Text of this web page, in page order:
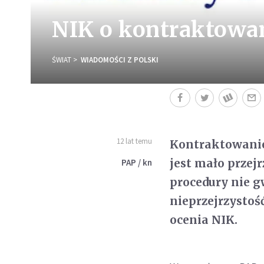
NIK o
ŚWIAT WIADOMOŚCI Z POLSKI
12 lat temu
PAP / kn
jest mało
procedury nie
ocenia NIK.